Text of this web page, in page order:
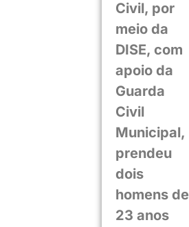
Civil, por
meio da
DISE, com
apoio da
Guarda
Civil
Municipal,
prendeu
dois
homens de
23 anos